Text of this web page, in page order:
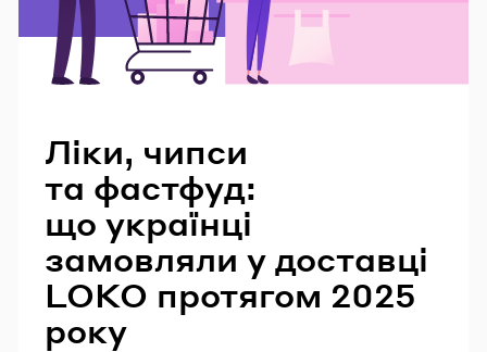
Ліки, чипси
та фастфуд:
що українці
замовляли у доставці
LOKO протягом 2025
року